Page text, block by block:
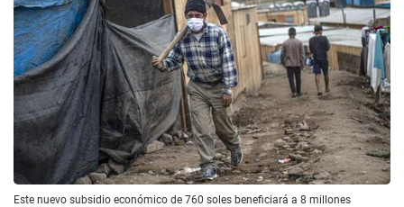
Este nuevo subsidio económico de 760 soles beneficiará a 8 millones